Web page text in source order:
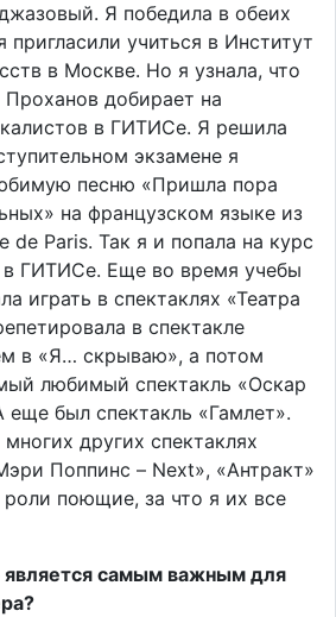
Я победила в обеих
учиться в Институт
в Москве. Но я узнала, что
добирает на
в ГИТИСе. Я решила
экзамене я
песню «Пришла пора
на французском языке из
de Paris. Так я и попала на курс
в ГИТИСе. Еще во время учебы
играть в спектаклях «Театра
в спектакле
в «Я… скрываю», а потом
любимый спектакль «Оскар
еще был спектакль «Гамлет».
других спектаклях
Поппинс – Next», «Антракт»
поющие, за что я их все
является самым важным для